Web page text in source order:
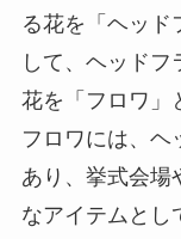
る花を「ヘッド
して、ヘッド
花を「フロワ」
フロワには、ヘ
あり、挙式会場
なアイテムとし